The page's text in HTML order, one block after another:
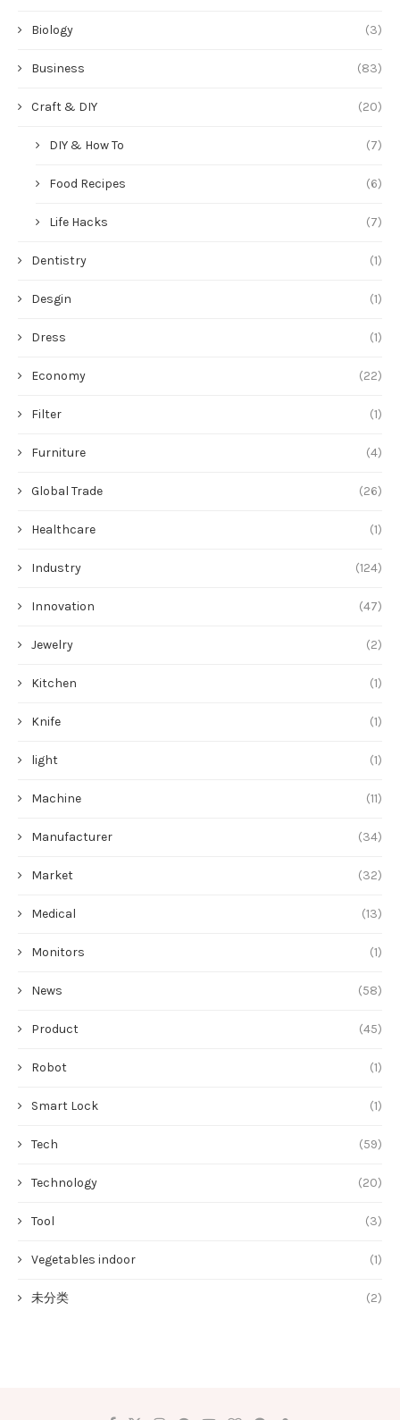
Biology (3)
Business (83)
Craft & DIY (20)
DIY & How To (7)
Food Recipes (6)
Life Hacks (7)
Dentistry (1)
Desgin (1)
Dress (1)
Economy (22)
Filter (1)
Furniture (4)
Global Trade (26)
Healthcare (1)
Industry (124)
Innovation (47)
Jewelry (2)
Kitchen (1)
Knife (1)
light (1)
Machine (11)
Manufacturer (34)
Market (32)
Medical (13)
Monitors (1)
News (58)
Product (45)
Robot (1)
Smart Lock (1)
Tech (59)
Technology (20)
Tool (3)
Vegetables indoor (1)
未分类 (2)